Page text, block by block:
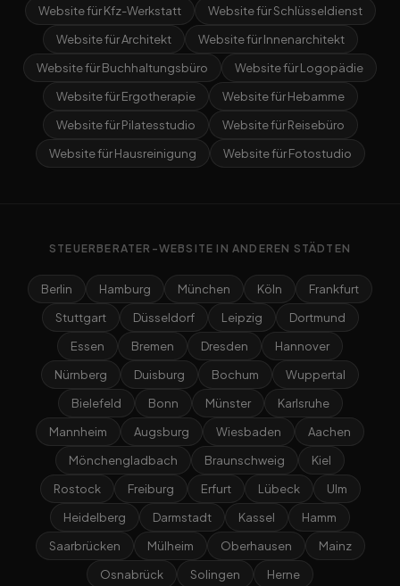
Website für Kfz-Werkstatt
Website für Schlüsseldienst
Website für Architekt
Website für Innenarchitekt
Website für Buchhaltungsbüro
Website für Logopädie
Website für Ergotherapie
Website für Hebamme
Website für Pilatesstudio
Website für Reisebüro
Website für Hausreinigung
Website für Fotostudio
STEUERBERATER-WEBSITE IN ANDEREN STÄDTEN
Berlin Hamburg München Köln
Frankfurt
Stuttgart
Düsseldorf Leipzig
Dortmund
Essen
Bremen Dresden
Hannover
Nürnberg
Duisburg Bochum
Wuppertal
Bielefeld
Bonn Münster
Karlsruhe
Mannheim
Augsburg Wiesbaden
Aachen
Mönchengladbach
Braunschweig
Kiel
Rostock
Freiburg Erfurt Lübeck
Ulm
Heidelberg
Darmstadt Kassel
Hamm
Saarbrücken
Mülheim Oberhausen
Mainz
Osnabrück
Solingen Herne